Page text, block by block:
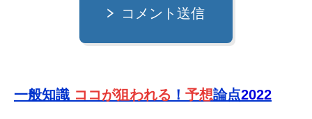
コメント送信
一般知識 ココが狙われる ！ 予想論点2022